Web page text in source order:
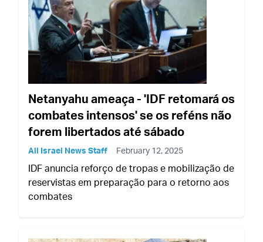
Netanyahu ameaça - 'IDF retomará os
combates intensos' se os reféns não
forem libertados até sábado
All Israel News Staff February 12, 2025
IDF anuncia reforço de tropas e mobilização de
reservistas em preparação para o retorno aos
combates